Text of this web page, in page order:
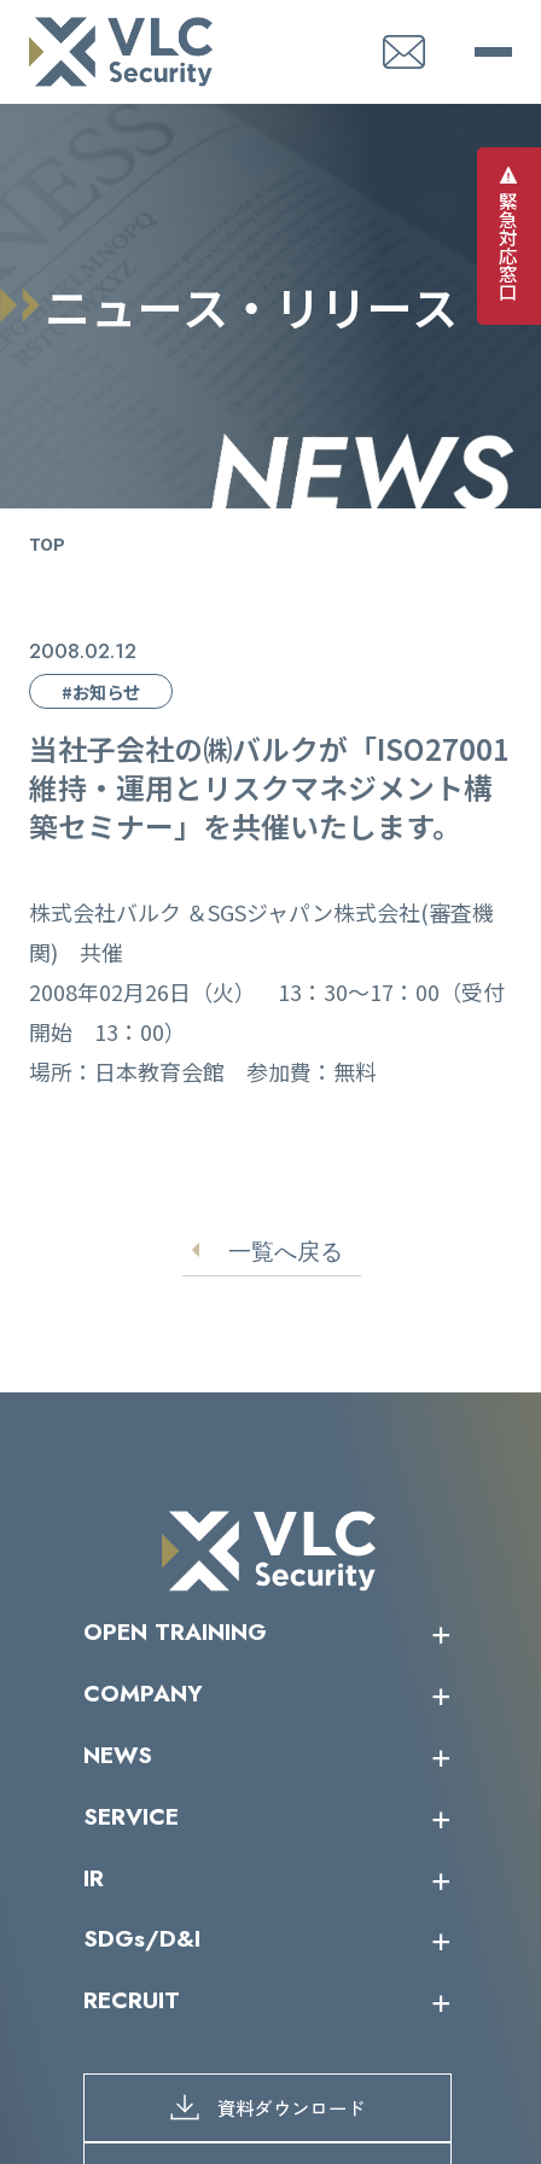
緊
急
対
応
窓
口
ニュース ・ リ リ ース
TOP
2008.02.12
#お知らせ
当社子会社の㈱バルクが「ISO27001
維持・運用とリスクマネジメント構
築セミナー」を共催いたします。
株式会社バルク ＆SGSジャパン株式会社(審査機
関) 共催
2008年02月26日（火） 13：30～17：00（受付
開始 13：00）
場所：日本教育会館 参加費：無料
一覧へ戻る
OPEN TRAINING
受講者の声
COMPANY
トップメッセージ
ミッション／ビジョン
パートナー企業一覧
NEWS
サイバーニュース
SERVICE
カテゴリー別サービス一覧
IR
IRカレンダー
IRライブラリー
よくあるご質問
SDGs/D&I
当グループのマテリアリティ
SDGs推進体制
D&Iの取り組み
RECRUIT
募集職種一覧
メッセージ
メンバーインタビュー
資料ダウンロード